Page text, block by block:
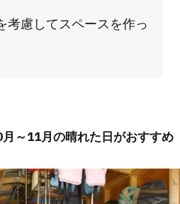
考慮してスペースを作っ
～11月の晴れた日がおすすめ